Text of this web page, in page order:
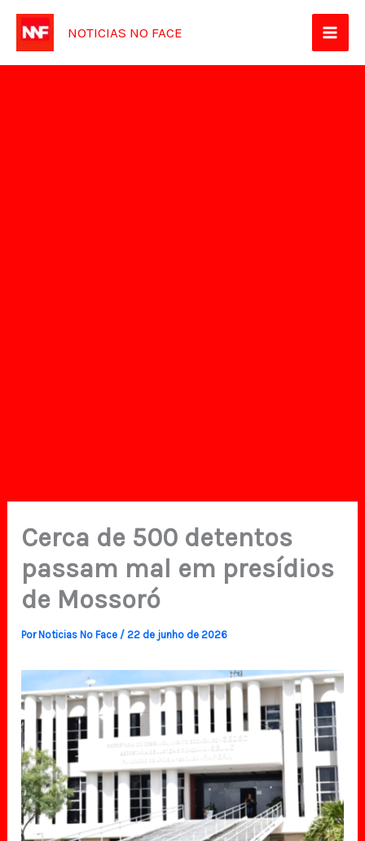
para
NOTICIAS NO FACE
Cerca de 500 detentos
passam mal em presídios
de Mossoró
PorNoticias No Face /22 de junho de 2026